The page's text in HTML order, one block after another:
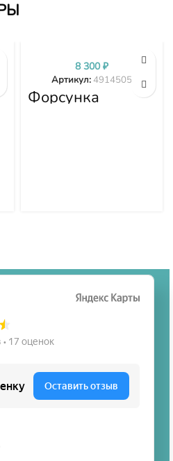
Форсунка
4914505
Артикул:4914505
8 300₽